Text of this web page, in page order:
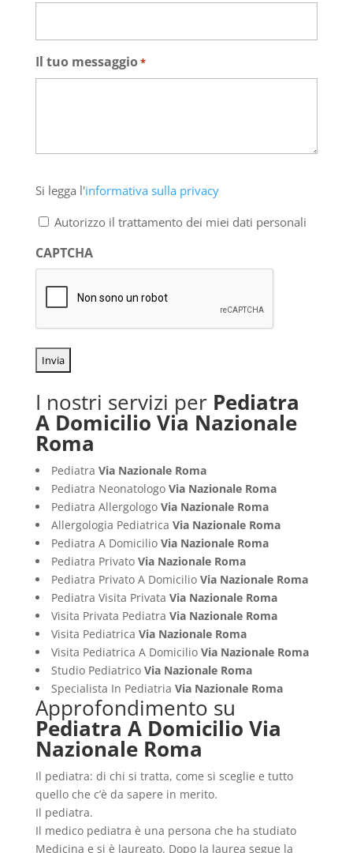
Il tuo messaggio*
legga
l'informativa
privacy
*
Si legga l'informativa sulla privacy
Autorizzo il trattamento dei miei dati personali
CAPTCHA
I nostri servizi per Pediatra
A Domicilio Via Nazionale
Roma
Pediatra Via Nazionale Roma
Pediatra Neonatologo Via Nazionale Roma
Pediatra Allergologo Via Nazionale Roma
Allergologia Pediatrica Via Nazionale Roma
Pediatra A Domicilio Via Nazionale Roma
Pediatra Privato Via Nazionale Roma
Pediatra Privato A Domicilio Via Nazionale Roma
Pediatra Visita Privata Via Nazionale Roma
Visita Privata Pediatra Via Nazionale Roma
Visita Pediatrica Via Nazionale Roma
Visita Pediatrica A Domicilio Via Nazionale Roma
Studio Pediatrico Via Nazionale Roma
Specialista In Pediatria Via Nazionale Roma
Approfondimento su
Pediatra A Domicilio Via
Nazionale Roma
Il pediatra: di chi si tratta, come si sceglie e tutto
quello che c’è da sapere in merito.
Il pediatra.
Il medico pediatra è una persona che ha studiato
Medicina e si è laureato. Dopo la laurea segue la